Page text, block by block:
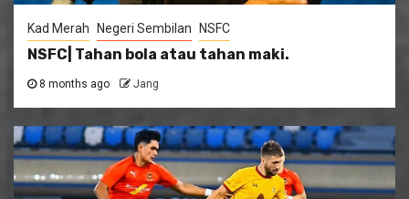
Kad Merah Negeri Sembilan NSFC
NSFC| Tahan bola atau tahan maki.
8 months ago Jang